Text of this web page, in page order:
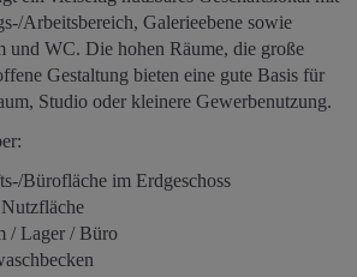
Arbeitsbereich, Galerieebene sowie
und WC. Die hohen Räume, die große
Gestaltung bieten eine gute Basis für
Studio oder kleinere Gewerbenutzung.
Bürofläche im Erdgeschoss
/ Lager / Büro